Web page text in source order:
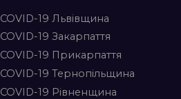
COVID-19 Львівщина
COVID-19 Закарпаття
COVID-19 Прикарпаття
COVID-19 Тернопільщина
COVID-19 Рівненщина